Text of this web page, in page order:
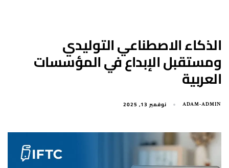
الذكاء الاصطناعي التوليدي
ومستقبل الإبداع في المؤسسات
العربية
ADAM-ADMIN نوفمبر 13, 2025